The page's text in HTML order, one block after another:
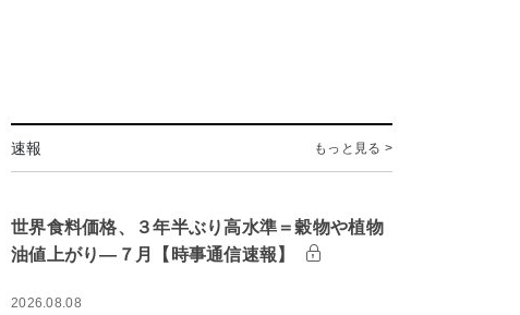
速報 もっと見る >
世界食料価格、３年半ぶり高水準＝穀物や植物
油値上がり―７月【時事通信速報】
2026.08.08